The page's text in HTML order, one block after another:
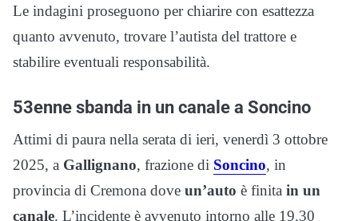
Le indagini proseguono per chiarire con esattezza
quanto avvenuto, trovare l’autista del trattore e
stabilire eventuali responsabilità.
53enne sbanda in un canale a Soncino
Attimi di paura nella serata di ieri, venerdì 3 ottobre
2025, a Gallignano, frazione di Soncino, in
provincia di Cremona dove un’auto è finita in un
canale. L’incidente è avvenuto intorno alle 19.30